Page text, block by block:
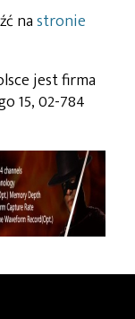
nastronie
jest firma
15, 02-784